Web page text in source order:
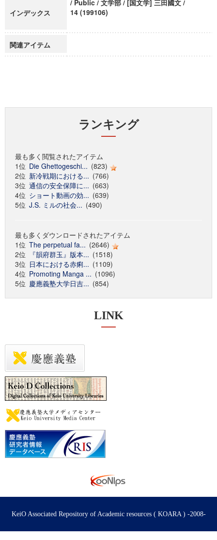
インデックス
/ Public / 文学部 / [国文学] 三田國文 /
14 (199106)
関連アイテム
ランキング
最も多く閲覧されたアイテム
1位 Die Ghettogeschi... (823)
2位 新冷戦期における... (766)
3位 通信の安全保障に... (663)
4位 ショート動画の効... (639)
5位 J.S. ミルの社会... (490)
最も多くダウンロードされたアイテム
1位 The perpetual fa... (2646)
2位
『韻府群玉』版本... (1518)
3位 日本における赤痢... (1109)
4位 Promoting Manga ... (1096)
5位 慶應義塾大学日吉... (854)
LINK
KeiO Associated Repository of Academic resources ( KOARA ) -2008-